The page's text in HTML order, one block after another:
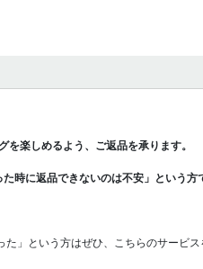
を楽しめるよう、ご返品を承ります。
時に返品できないのは不安」という
た」という方はぜひ、こちらのサービ